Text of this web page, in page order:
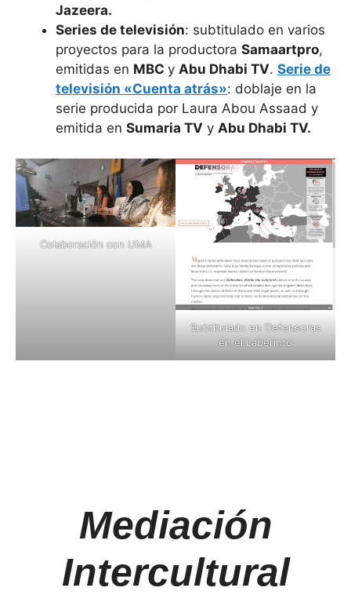
Jazeera.
Series de televisión: subtitulado en varios
proyectos para la productora Samaartpro,
emitidas en MBC y Abu Dhabi TV. Serie de
televisión «Cuenta atrás»: doblaje en la
serie producida por Laura Abou Assaad y
emitida en Sumaria TV y Abu Dhabi TV.
Colaboración con UMA
Subtitulado en Defensoras
en el Laberinto
Mediación
Intercultural